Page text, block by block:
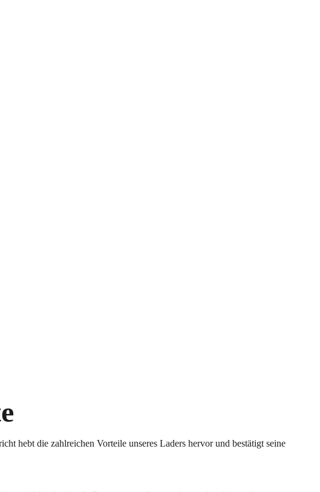
hebt die zahlreichen Vorteile unseres Laders hervor und bestätigt seine